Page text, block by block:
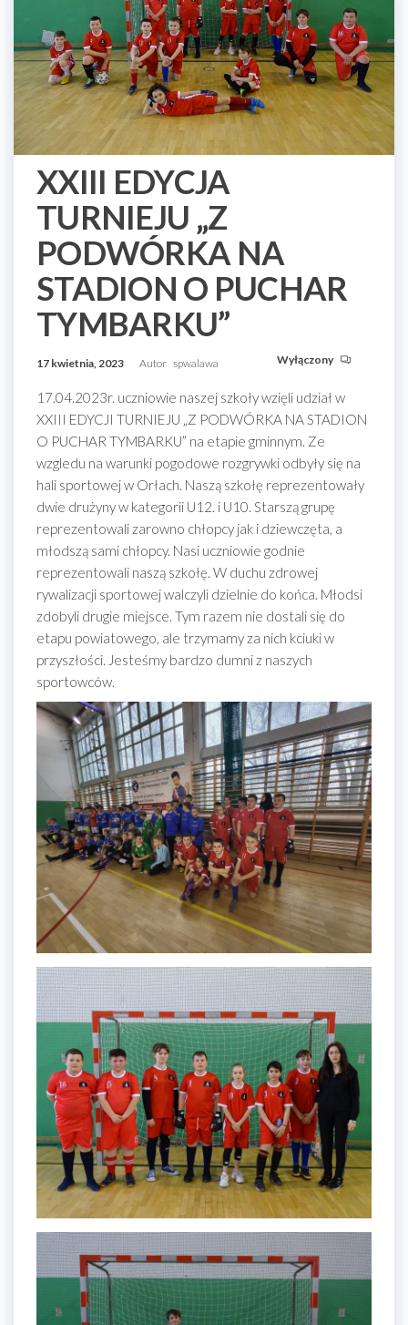
XXIII EDYCJA
TURNIEJU „Z
PODWÓRKA NA
STADION O PUCHAR
TYMBARKU”
17 kwietnia, 2023 Autor spwalawa Wyłączony
17.04.2023r. uczniowie naszej szkoły wzięli udział w
XXIII EDYCJI TURNIEJU „Z PODWÓRKA NA STADION
O PUCHAR TYMBARKU” na etapie gminnym. Ze
wzgledu na warunki pogodowe rozgrywki odbyły się na
hali sportowej w Orłach. Naszą szkołę reprezentowały
dwie drużyny w kategorii U12. i U10. Starszą grupę
reprezentowali zarowno chłopcy jak i dziewczęta, a
młodszą sami chłopcy. Nasi uczniowie godnie
reprezentowali naszą szkołę. W duchu zdrowej
rywalizacji sportowej walczyli dzielnie do końca. Młodsi
zdobyli drugie miejsce. Tym razem nie dostali się do
etapu powiatowego, ale trzymamy za nich kciuki w
przyszłości. Jesteśmy bardzo dumni z naszych
sportowców.